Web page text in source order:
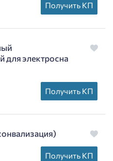
Получить КП
для электросна
Получить КП
Получить КП